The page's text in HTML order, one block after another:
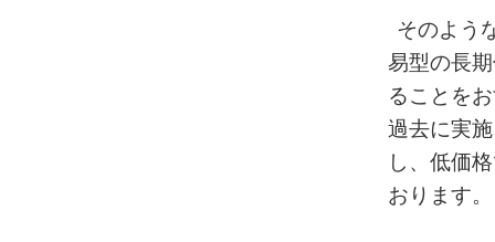
そのよう
易型の長
ることを
過去に実
し、低価
おります。